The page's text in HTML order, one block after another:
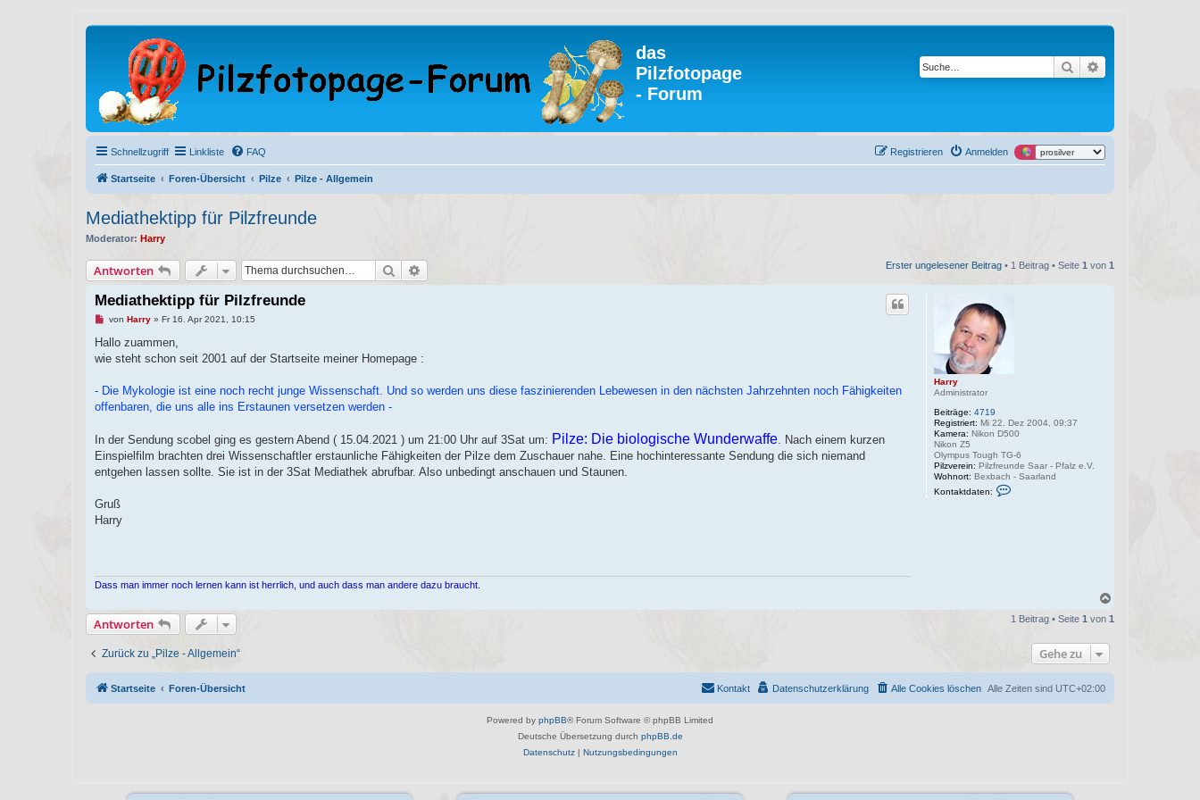
das
Pilzfotopage
- Forum
Suche
Schnellzugriff Linkliste FAQ Anmelden
Registrieren
Startseite Foren-Übersicht Pilze Pilze - Allgemein
Mediathektipp für Pilzfreunde
Moderator: Harry
Antworten Suche Erster ungelesener Beitrag • 1 Beitrag • Seite 1 von 1
Harry
Administrator
Beiträge: 4719
Registriert: Mi 22. Dez 2004, 09:37
Kamera: Nikon D500
Nikon Z5
Olympus Tough TG-6
Pilzverein: Pilzfreunde Saar - Pfalz e.V.
Wohnort: Bexbach - Saarland
Kontaktdaten:
v
o
y
Mediathektipp für Pilzfreunde
U
g
l
e
n
B
e
t
r
g
von Harry» Fr 16. Apr 2021, 10:15
Hallo zuammen,
wie steht schon seit 2001 auf der Startseite meiner Homepage :
- Die Mykologie ist eine noch recht junge Wissenschaft. Und so werden uns diese faszinierenden Lebewesen in den nächsten Jahrzehnten noch Fähigkeiten
offenbaren, die uns alle ins Erstaunen versetzen werden​ -
In der Sendung scobel ging es gestern Abend ( 15.04.2021 ) um 21:00 Uhr auf 3Sat​ um: Pilze: Die biologische Wunderwaffe . ​Nach einem kurzen
Einspielfilm brachten drei Wissenschaftler erstaunliche Fähigkeiten der Pilze dem Zuschauer nahe. Eine hochinteressante Sendung die sich niemand
entgehen lassen sollte. Sie ist in der 3Sat Mediathek abrufbar. Also unbedingt anschauen und Staunen.
Gruß
Harry​
Dass man immer noch lernen kann ist herrlich, und auch dass man andere dazu braucht.
c
Antworten 1 Beitrag • Seite 1 von 1
Zurück zu „Pilze - Allgemein“ Gehe zu
Startseite Foren-Übersicht Alle Zeiten sind UTC+02:00
Alle Cookies löschen
Datenschutzerklärung
Kontakt
Powered by phpBB® Forum Software © phpBB Limited
Deutsche Übersetzung durch phpBB.de
Datenschutz| Nutzungsbedingungen